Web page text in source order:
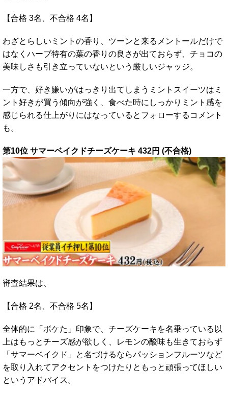
【合格 3名、不合格 4名】
わざとらしいミントの香り、ツーンと来るメントールだけで
はなくハーブ特有の葉の香りの良さが出ておらず、チョコの
美味しさも引き立っていないという厳しいジャッジ。
一方で、好き嫌いがはっきり出てしまうミントスイーツはミ
ント好きが買う傾向が強く、食べた時にしっかりミント感を
感じられる仕上がりにはなっているとフォローするコメント
も。
第10位 サマーベイクドチーズケーキ 432円 (不合格)
審査結果は、
【合格 2名、不合格 5名】
全体的に「ボケた」印象で、チーズケーキを名乗っている以
上はもっとチーズ感が欲しく、レモンの酸味も生きておらず
「サマーベイクド」と名づけるならパッションフルーツなど
を取り入れてアクセントをつけたりともっと頑張ってほしい
というアドバイス。